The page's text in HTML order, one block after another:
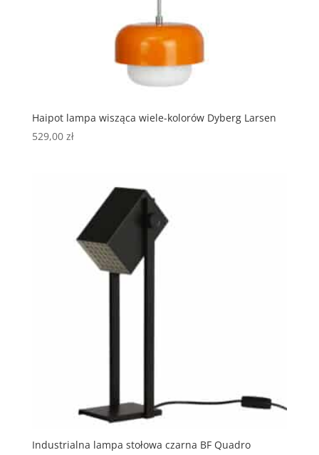
Haipot lampa wisząca wiele-kolorów Dyberg Larsen
529,00 zł
Industrialna lampa stołowa czarna BF Quadro